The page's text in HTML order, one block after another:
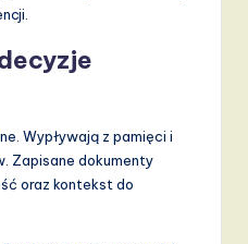
Wypływają z pamięci i
Zapisane dokumenty
oraz kontekst do